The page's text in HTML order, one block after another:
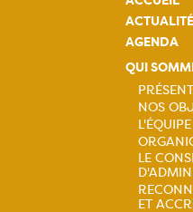
AGENDA
QUI
NOS
L'ÉQUIPE
LE
ET